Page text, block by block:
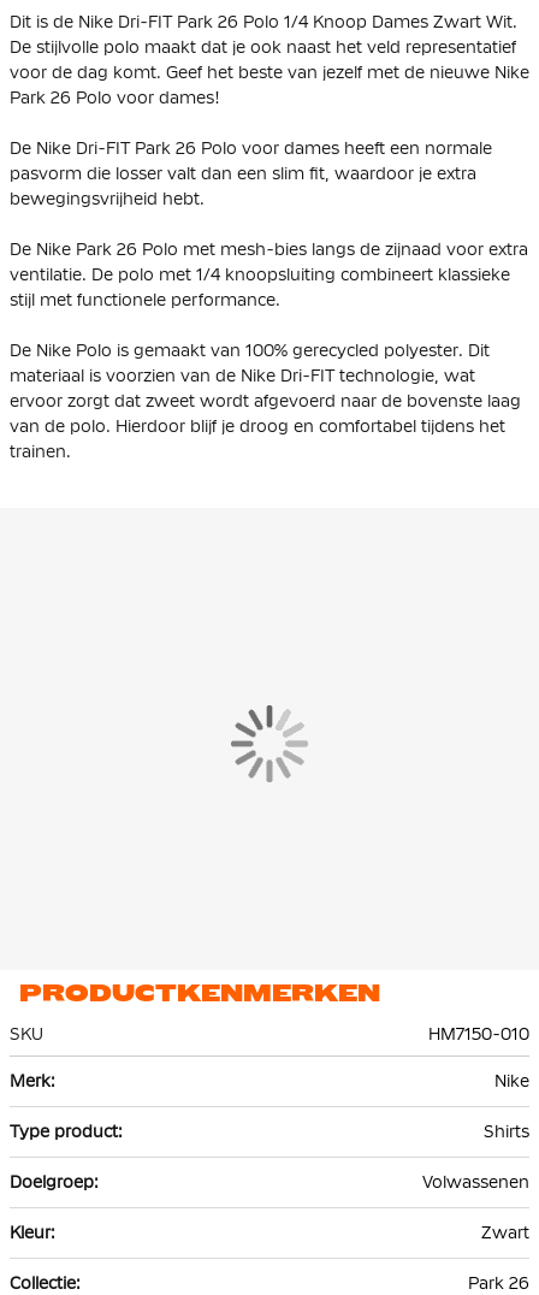
Dit is de Nike Dri-FIT Park 26 Polo 1/4 Knoop Dames Zwart Wit.
De stijlvolle polo maakt dat je ook naast het veld representatief
voor de dag komt. Geef het beste van jezelf met de nieuwe Nike
Park 26 Polo voor dames!
De Nike Dri-FIT Park 26 Polo voor dames heeft een normale
pasvorm die losser valt dan een slim fit, waardoor je extra
bewegingsvrijheid hebt.
De Nike Park 26 Polo met mesh-bies langs de zijnaad voor extra
ventilatie. De polo met 1/4 knoopsluiting combineert klassieke
stijl met functionele performance.
De Nike Polo is gemaakt van 100% gerecycled polyester. Dit
materiaal is voorzien van de Nike Dri-FIT technologie, wat
ervoor zorgt dat zweet wordt afgevoerd naar de bovenste laag
van de polo. Hierdoor blijf je droog en comfortabel tijdens het
trainen.
PRODUCTKENMERKEN
SKU
HM7150-010
informatie
Nike
Shirts
Volwassenen
Zwart
Park 26